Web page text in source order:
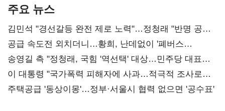
주요 뉴스
김민석 "경선갈등 완전 제로 노력"…정청래 "반명 공세
사과부터"
공급 속도전 외치더니…황희, 난데없이 '폐버스
리모델링' 제안
송영길 측 "정청래, 국힘 '역선택' 대상…민주당 대표로
총선 지휘 못해"
이 대통령 "국가폭력 피해자에 사과…적극적 조사로
진실 밝혀야"
주택공급 '동상이몽'…정부·서울시 협력 없으면 '공수표'